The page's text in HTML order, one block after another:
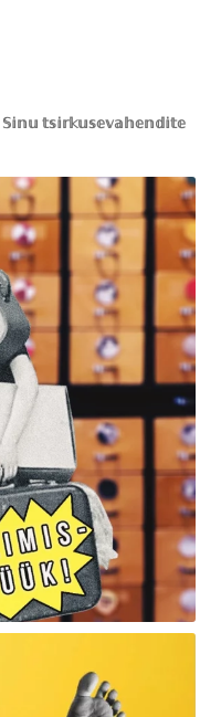
𝕊𝕚𝕟𝕦 𝕥𝕤𝕚𝕣𝕜𝕦𝕤𝕖𝕧𝕒𝕙𝕖𝕟𝕕𝕚𝕥𝕖